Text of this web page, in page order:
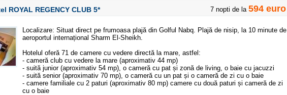
ROYAL REGENCY CLUB 5* 7 nopti de la 594 euro
Localizare: Situat direct pe frumoasa plajă din Golful Nabq. Plajă de nisip, la 10 minute de
aeroportul internațional Sharm El-Sheikh.
Hotelul oferă 71 de camere cu vedere directă la mare, astfel:
- cameră club cu vedere la mare (aproximativ 44 mp)
- suită junior (aproximativ 54 mp), o cameră cu pat și zonă de living, o baie cu jacuzzi
- suită senior (aproximativ 70 mp), o cameră cu un pat și o cameră de zi cu o baie
- camere familiale cu 2 paturi (aproximativ 80 mp) camere cu două paturi și cameră de zi
cu o baie